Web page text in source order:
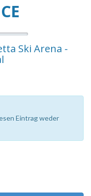
Ski Arena -
Eintrag weder